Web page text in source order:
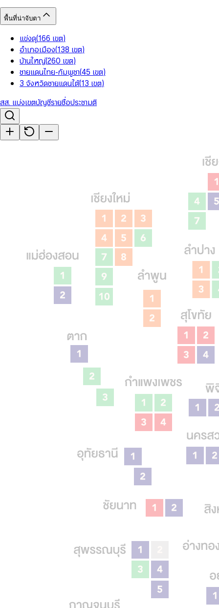
พื้นที่น่าจับตา
แข่งดุ(166 เขต)
อำเภอเมือง(138 เขต)
บ้านใหญ่(260 เขต)
ชายแดนไทย-กัมพูชา(45 เขต)
3 จังหวัดชายแดนใต้(13 เขต)
สส. แบ่งเขตบัญชีรายชื่อประชามติ